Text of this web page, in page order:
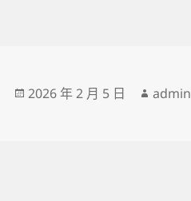
發
2026 年 2 月 5 日
作
admin